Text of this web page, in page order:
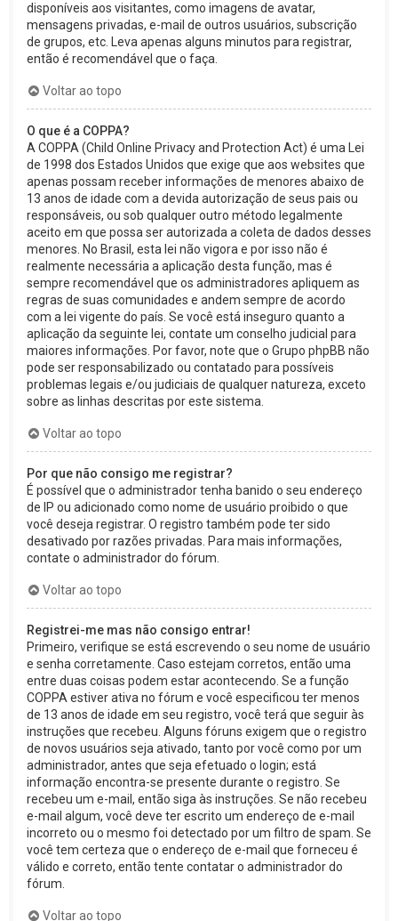
disponíveis aos visitantes, como imagens de avatar,
mensagens privadas, e-mail de outros usuários, subscrição
de grupos, etc. Leva apenas alguns minutos para registrar,
então é recomendável que o faça.
Voltar ao topo
O que é a COPPA?
A COPPA (Child Online Privacy and Protection Act) é uma Lei
de 1998 dos Estados Unidos que exige que aos websites que
apenas possam receber informações de menores abaixo de
13 anos de idade com a devida autorização de seus pais ou
responsáveis, ou sob qualquer outro método legalmente
aceito em que possa ser autorizada a coleta de dados desses
menores. No Brasil, esta lei não vigora e por isso não é
realmente necessária a aplicação desta função, mas é
sempre recomendável que os administradores apliquem as
regras de suas comunidades e andem sempre de acordo
com a lei vigente do país. Se você está inseguro quanto a
aplicação da seguinte lei, contate um conselho judicial para
maiores informações. Por favor, note que o Grupo phpBB não
pode ser responsabilizado ou contatado para possíveis
problemas legais e/ou judiciais de qualquer natureza, exceto
sobre as linhas descritas por este sistema.
Voltar ao topo
Por que não consigo me registrar?
É possível que o administrador tenha banido o seu endereço
de IP ou adicionado como nome de usuário proibido o que
você deseja registrar. O registro também pode ter sido
desativado por razões privadas. Para mais informações,
contate o administrador do fórum.
Voltar ao topo
Registrei-me mas não consigo entrar!
Primeiro, verifique se está escrevendo o seu nome de usuário
e senha corretamente. Caso estejam corretos, então uma
entre duas coisas podem estar acontecendo. Se a função
COPPA estiver ativa no fórum e você especificou ter menos
de 13 anos de idade em seu registro, você terá que seguir às
instruções que recebeu. Alguns fóruns exigem que o registro
de novos usuários seja ativado, tanto por você como por um
administrador, antes que seja efetuado o login; está
informação encontra-se presente durante o registro. Se
recebeu um e-mail, então siga às instruções. Se não recebeu
e-mail algum, você deve ter escrito um endereço de e-mail
incorreto ou o mesmo foi detectado por um filtro de spam. Se
você tem certeza que o endereço de e-mail que forneceu é
válido e correto, então tente contatar o administrador do
fórum.
Voltar ao topo